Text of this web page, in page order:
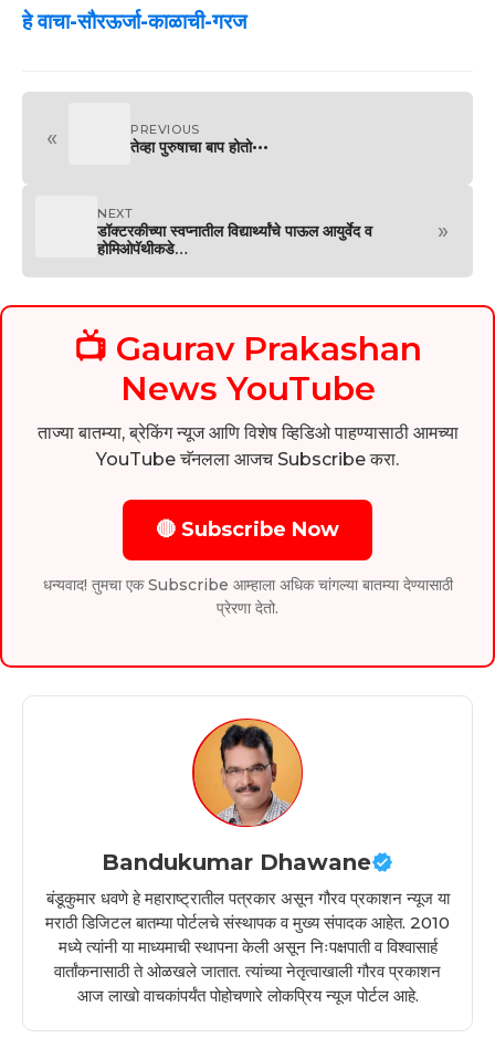
हे वाचा-सौरऊर्जा-काळाची-गरज
« PREVIOUS
तेव्हा पुरुषाचा बाप होतो•••
NEXT
डॉक्टरकीच्या स्वप्नातील विद्यार्थ्यांचे पाऊल आयुर्वेद व
होमिओपॅथीकडे…
»
📺 Gaurav Prakashan
News YouTube
ताज्या बातम्या, ब्रेकिंग न्यूज आणि विशेष व्हिडिओ पाहण्यासाठी आमच्या
YouTube चॅनलला आजच Subscribe करा.
🔴 Subscribe Now
धन्यवाद! तुमचा एक Subscribe आम्हाला अधिक चांगल्या बातम्या देण्यासाठी
प्रेरणा देतो.
Bandukumar Dhawane
बंडूकुमार धवणे हे महाराष्ट्रातील पत्रकार असून गौरव प्रकाशन न्यूज या
मराठी डिजिटल बातम्या पोर्टलचे संस्थापक व मुख्य संपादक आहेत. 2010
मध्ये त्यांनी या माध्यमाची स्थापना केली असून निःपक्षपाती व विश्वासार्ह
वार्तांकनासाठी ते ओळखले जातात. त्यांच्या नेतृत्वाखाली गौरव प्रकाशन
आज लाखो वाचकांपर्यंत पोहोचणारे लोकप्रिय न्यूज पोर्टल आहे.